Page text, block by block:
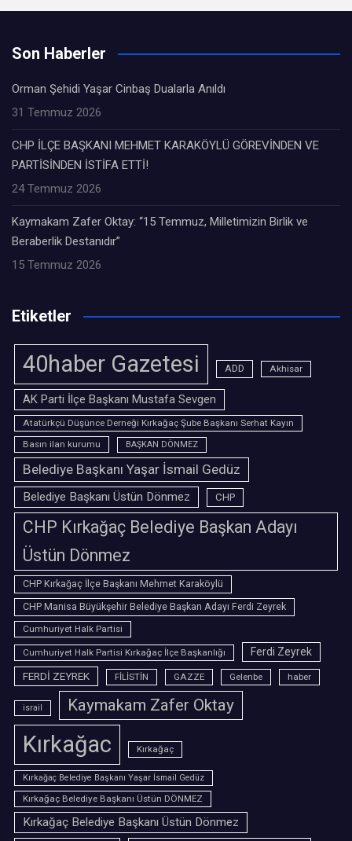
Son Haberler
Orman Şehidi Yaşar Cinbaş Dualarla Anıldı
31 Temmuz 2026
CHP İLÇE BAŞKANI MEHMET KARAKÖYLÜ GÖREVİNDEN VE
PARTİSİNDEN İSTİFA ETTİ!
24 Temmuz 2026
Kaymakam Zafer Oktay: “15 Temmuz, Milletimizin Birlik ve
Beraberlik Destanıdır”
15 Temmuz 2026
Etiketler
40haber Gazetesi ADD Akhisar
AK Parti İlçe Başkanı Mustafa Sevgen
Atatürkçü Düşünce Derneği Kırkağaç Şube Başkanı Serhat Kayın
Basın ilan kurumu
BAŞKAN DÖNMEZ
Belediye Başkanı Yaşar İsmail Gedüz
Belediye Başkanı Üstün Dönmez CHP
CHP Kırkağaç Belediye Başkan Adayı
Üstün Dönmez
CHP Kırkağaç İlçe Başkanı Mehmet Karaköylü
CHP Manisa Büyükşehir Belediye Başkan Adayı Ferdi Zeyrek
Cumhuriyet Halk Partisi
Cumhuriyet Halk Partisi Kırkağaç İlçe Başkanlığı
Ferdi Zeyrek
FERDİ ZEYREK
FİLİSTİN GAZZE Gelenbe haber
israil Kaymakam Zafer Oktay
Kırkağac Kırkağaç
Kırkağaç Belediye Başkanı Yaşar İsmail Gedüz
Kırkağaç Belediye Başkanı Üstün DÖNMEZ
Kırkağaç Belediye Başkanı Üstün Dönmez